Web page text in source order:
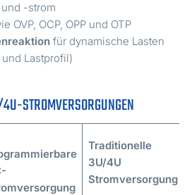
-strom
OVP, OCP, OPP und OTP
für dynamische Lasten
Lastprofil)
STROMVERSORGUNGEN
Traditionelle
3U/4U
Stromversorgung